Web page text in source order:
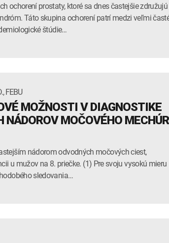
ochorení prostaty, ktoré sa dnes častejšie
Táto skupina ochorení patrí medzi veľmi
štúdie…
FEBU
MOŽNOSTI V DIAGNOSTIKE
NÁDOROV MOČOVÉHO
nádorom odvodných močových ciest,
u mužov na 8. priečke. (1) Pre svoju vysokú mieru
sledovania…